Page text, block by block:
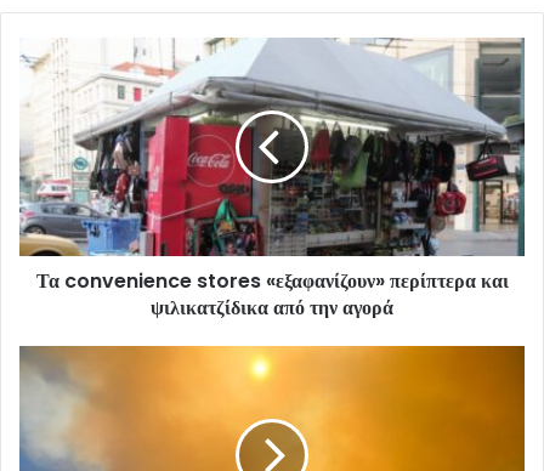
Τα convenience stores «εξαφανίζουν» περίπτερα και
ψιλικατζίδικα από την αγορά